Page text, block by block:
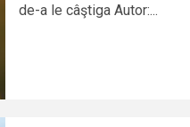
de-a le câştiga Autor:...